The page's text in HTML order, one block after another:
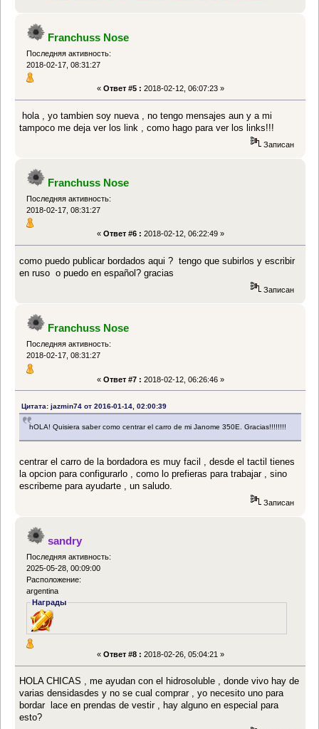
Franchuss Nose
Последняя активность:
2018-02-17, 08:31:27
« Ответ #5 : 2018-02-12, 06:07:23 »
hola , yo tambien soy nueva , no tengo mensajes aun y a mi
tampoco me deja ver los link , como hago para ver los links!!!
Записан
Franchuss Nose
Последняя активность:
2018-02-17, 08:31:27
« Ответ #6 : 2018-02-12, 06:22:49 »
como puedo publicar bordados aqui ? tengo que subirlos y escribir
en ruso o puedo en español? gracias
Записан
Franchuss Nose
Последняя активность:
2018-02-17, 08:31:27
« Ответ #7 : 2018-02-12, 06:26:46 »
Цитата: jazmin74 от 2016-01-14, 02:00:39
hOLA! Quisiera saber como centrar el carro de mi Janome 350E. Gracias!!!!!!!!
centrar el carro de la bordadora es muy facil , desde el tactil tienes
la opcion para configurarlo , como lo prefieras para trabajar , sino
escribeme para ayudarte , un saludo.
Записан
sandry
Последняя активность:
2025-05-28, 00:09:00
Расположение:
argentina
Награды
« Ответ #8 : 2018-02-26, 05:04:21 »
HOLA CHICAS , me ayudan con el hidrosoluble , donde vivo hay de
varias densidasdes y no se cual comprar , yo necesito uno para
bordar lace en prendas de vestir , hay alguno en especial para
esto?